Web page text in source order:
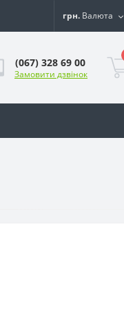
грн. Валюта
(067) 328 69 00
Замовити дзвінок